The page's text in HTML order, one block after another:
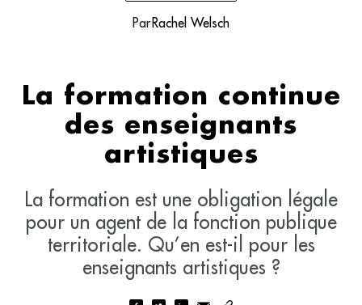
Par Rachel Welsch
La formation continue
des enseignants
artistiques
La formation est une obligation légale
pour un agent de la fonction publique
territoriale. Qu’en est-il pour les
enseignants artistiques ?